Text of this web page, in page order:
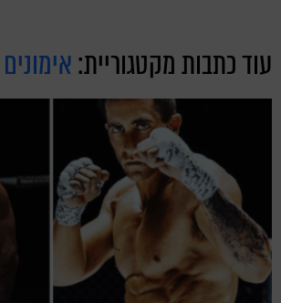
עוד כתבות מקטגוריית:אימונים